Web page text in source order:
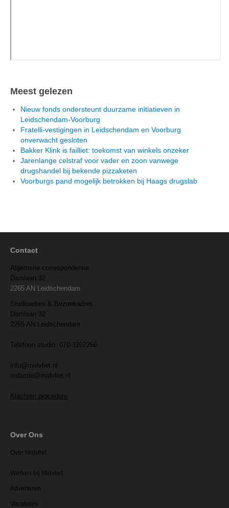
Meest gelezen
Nieuw fonds ondersteunt duurzame initiatieven in
Leidschendam-Voorburg
Fratelli-vestigingen in Leidschendam en Voorburg
onverwacht gesloten
Bakker Klink is failliet: toekomst van winkels onzeker
Jarenlange celstraf voor vader en zoon vanwege
drugshandel bij bekende pizzaketen
Voorburgs pand mogelijk betrokken bij Haags drugslab
Contact
Algemene correspondentie
Damlaan 32
2265 AN Leidschendam
Studioadres & Bezoekadres
Damlaan 32
2265 AN Leidschendam
Telefoon studio: 070-3202266
info@midvliet.nl
redactie@midvliet.nl
Klachten procedure
Over Ons
Over Midvliet
Werken bij Midvliet
Adverteren
Vacatures